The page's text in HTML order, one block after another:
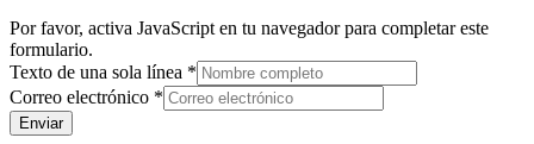
Por favor, activa JavaScript en tu navegador para completar este
formulario.
Texto de una sola línea *
Correo electrónico *
Enviar